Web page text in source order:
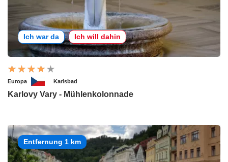
Ich war da Ich will dahin
Europa Karlsbad
Karlovy Vary - Mühlenkolonnade
Entfernung 1 km